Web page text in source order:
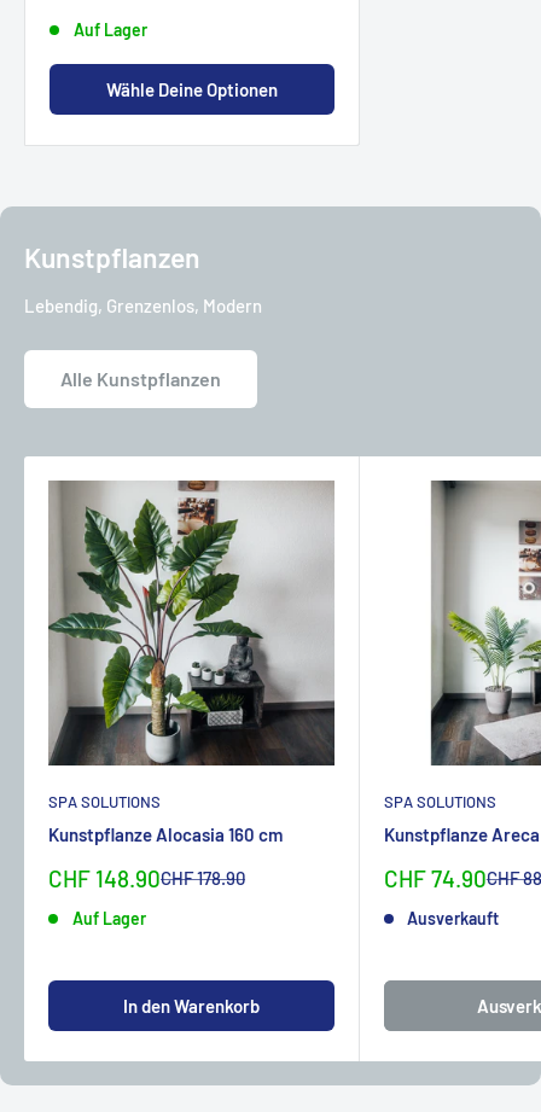
Auf Lager
Wähle Deine Optionen
Kunstpflanzen
Lebendig, Grenzenlos, Modern
Alle Kunstpflanzen
SPA SOLUTIONS
Kunstpflanze Alocasia 160 cm
Sonderpreis
CHF 148.90Normalpreis
CHF 178.90
Auf Lager
In den Warenkorb
SPA SOLUTIONS
Kunstpflanze Areca
Sonderpreis
CHF 74.90CHF
Ausverkauft